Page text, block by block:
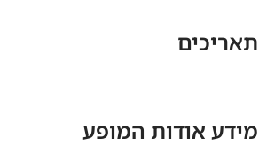
תאריכים
מידע אודות המופע